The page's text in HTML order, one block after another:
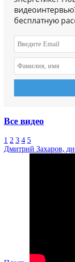
бесплатную
Все видео
1 2 3 4 5
Дмитрий Захаров,